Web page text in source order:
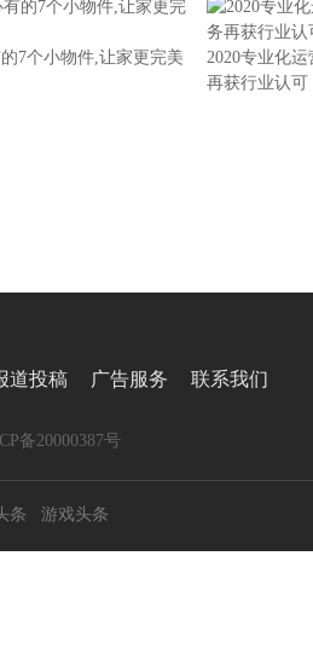
7个小物件,让家更完美
2020专业化
再获行业认可
道投稿 广告服务 联系我们
备20000387号
条 游戏头条